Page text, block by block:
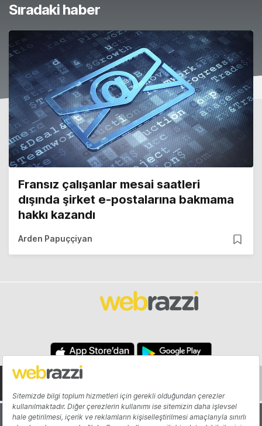
Sıradaki haber
Fransız çalışanlar mesai saatleri
dışında şirket e-postalarına bakmama
hakkı kazandı
Arden Papuççiyan
Hakkında Yazarlar